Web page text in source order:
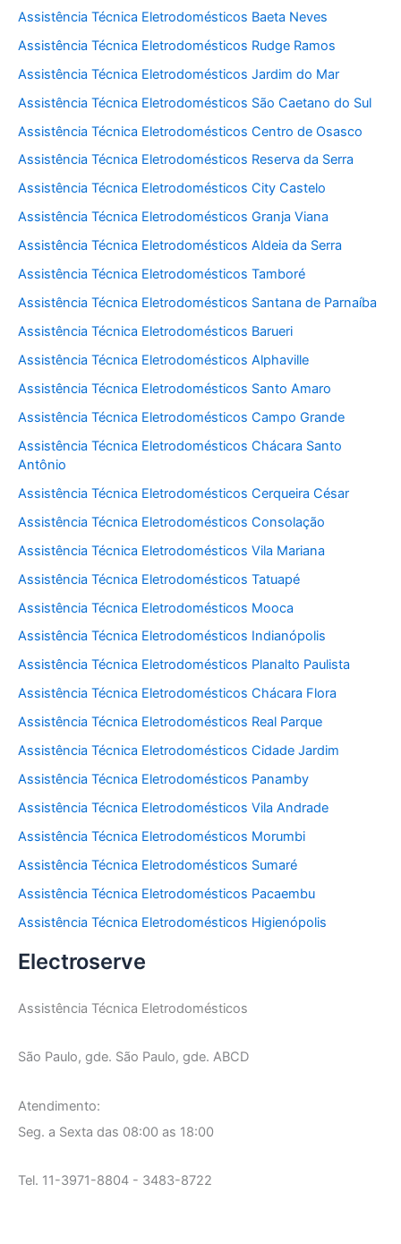
Assistência Técnica Eletrodomésticos Baeta Neves
Assistência Técnica Eletrodomésticos Rudge Ramos
Assistência Técnica Eletrodomésticos Jardim do Mar
Assistência Técnica Eletrodomésticos São Caetano do Sul
Assistência Técnica Eletrodomésticos Centro de Osasco
Assistência Técnica Eletrodomésticos Reserva da Serra
Assistência Técnica Eletrodomésticos City Castelo
Assistência Técnica Eletrodomésticos Granja Viana
Assistência Técnica Eletrodomésticos Aldeia da Serra
Assistência Técnica Eletrodomésticos Tamboré
Assistência Técnica Eletrodomésticos Santana de Parnaíba
Assistência Técnica Eletrodomésticos Barueri
Assistência Técnica Eletrodomésticos Alphaville
Assistência Técnica Eletrodomésticos Santo Amaro
Assistência Técnica Eletrodomésticos Campo Grande
Assistência Técnica Eletrodomésticos Chácara Santo
Antônio
Assistência Técnica Eletrodomésticos Cerqueira César
Assistência Técnica Eletrodomésticos Consolação
Assistência Técnica Eletrodomésticos Vila Mariana
Assistência Técnica Eletrodomésticos Tatuapé
Assistência Técnica Eletrodomésticos Mooca
Assistência Técnica Eletrodomésticos Indianópolis
Assistência Técnica Eletrodomésticos Planalto Paulista
Assistência Técnica Eletrodomésticos Chácara Flora
Assistência Técnica Eletrodomésticos Real Parque
Assistência Técnica Eletrodomésticos Cidade Jardim
Assistência Técnica Eletrodomésticos Panamby
Assistência Técnica Eletrodomésticos Vila Andrade
Assistência Técnica Eletrodomésticos Morumbi
Assistência Técnica Eletrodomésticos Sumaré
Assistência Técnica Eletrodomésticos Pacaembu
Assistência Técnica Eletrodomésticos Higienópolis
Electroserve
Assistência Técnica Eletrodomésticos
São Paulo, gde. São Paulo, gde. ABCD
Atendimento:
Seg. a Sexta das 08:00 as 18:00
Tel. 11-3971-8804 - 3483-8722